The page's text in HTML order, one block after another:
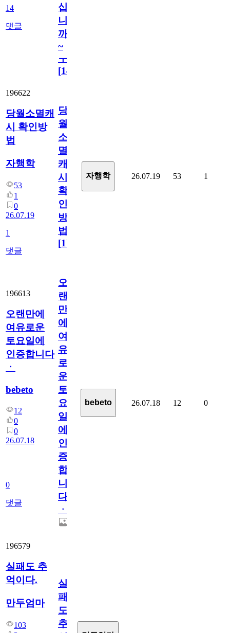
14
댓글
십
니
까
~
ㅜ
[14
196622
당월소멸캐
시 확인방
법
자행학
53
1
0
26.07.19
1
댓글
당
월
소
멸
캐
시
확
인
방
법
[1]
자행학 26.07.19 53 1
196613
오랜만에
여유로운
토요일에
인증합니다
ㆍ
bebeto
12
0
0
26.07.18
0
댓글
오
랜
만
에
여
유
로
운
토
요
일
에
인
증
합
니
다
ㆍ
bebeto 26.07.18 12 0
196579
실패도 추
억이다.
만두엄마
103
실
패
도
추